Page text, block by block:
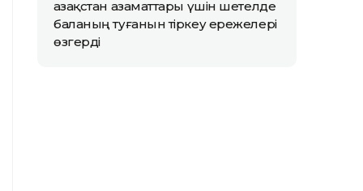
Қазақстан азаматтары үшін шетелде
баланың туғанын тіркеу ережелері
өзгерді